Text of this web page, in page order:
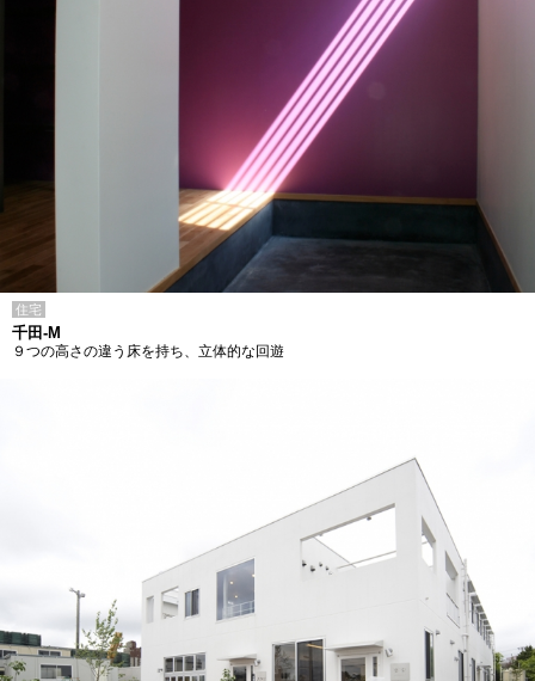
住宅
千田-M
９つの高さの違う床を持ち、立体的な回遊